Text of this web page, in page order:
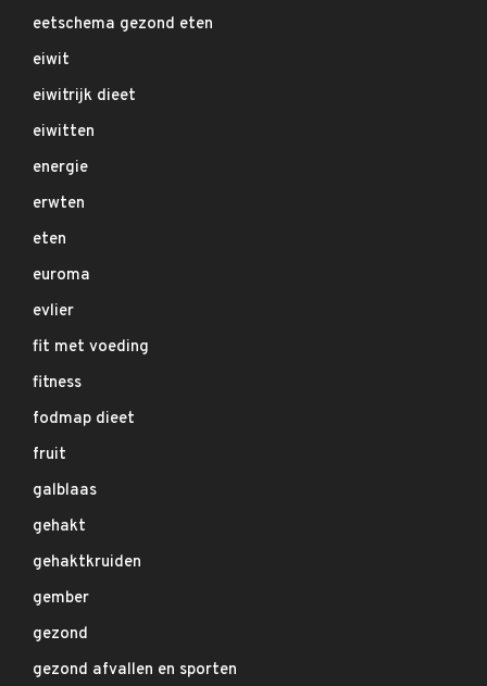
eetschema gezond eten
eiwit
eiwitrijk dieet
eiwitten
energie
erwten
eten
euroma
evlier
fit met voeding
fitness
fodmap dieet
fruit
galblaas
gehakt
gehaktkruiden
gember
gezond
gezond afvallen en sporten